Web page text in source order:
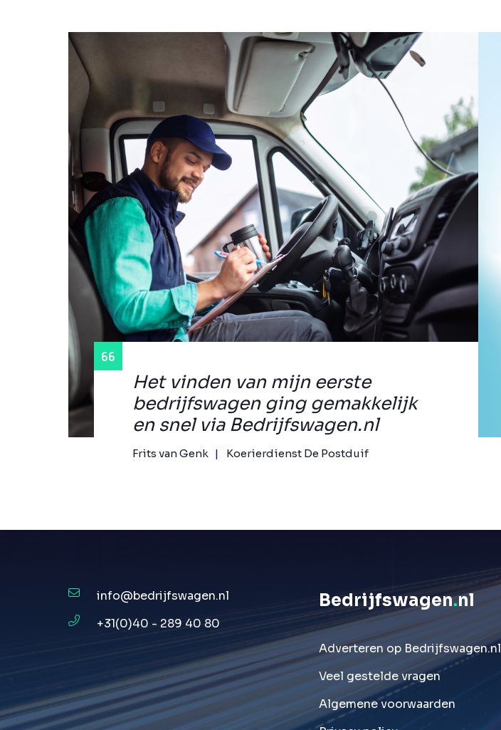
Het vinden van mijn eerste
bedrijfswagen ging gemakkelijk
en snel via Bedrijfswagen.nl
Frits van Genk Koerierdienst De Postduif
info@bedrijfswagen.nl
+31(0)40 - 289 40 80
Bedrijfswagen.nl
Adverteren op Bedrijfswagen.nl
Veel gestelde vragen
Algemene voorwaarden